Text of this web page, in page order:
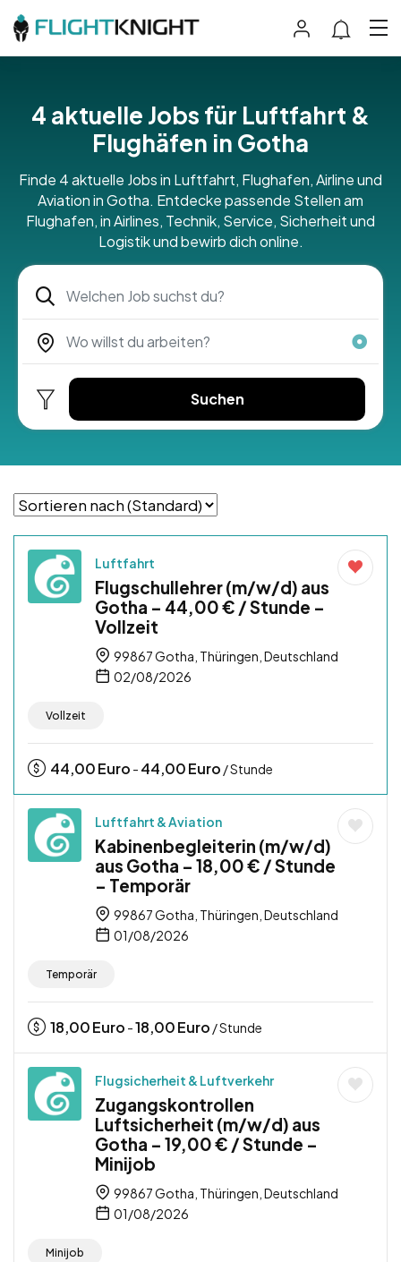
4 aktuelle Jobs für Luftfahrt &
Flughäfen in Gotha
Finde 4 aktuelle Jobs in Luftfahrt, Flughafen, Airline und
Aviation in Gotha. Entdecke passende Stellen am
Flughafen, in Airlines, Technik, Service, Sicherheit und
Logistik und bewirb dich online.
Suchen
Luftfahrt
Flugschullehrer (m/w/d) aus
Gotha – 44,00 € / Stunde –
Vollzeit
99867 Gotha, Thüringen, Deutschland
02/08/2026
Vollzeit
44,00Euro - 44,00Euro / Stunde
Luftfahrt & Aviation
Kabinenbegleiterin (m/w/d)
aus Gotha – 18,00 € / Stunde
– Temporär
99867 Gotha, Thüringen, Deutschland
01/08/2026
Temporär
18,00Euro -18,00Euro / Stunde
Flugsicherheit & Luftverkehr
Zugangskontrollen
Luftsicherheit (m/w/d) aus
Gotha – 19,00 € / Stunde –
Minijob
99867 Gotha, Thüringen, Deutschland
01/08/2026
Minijob